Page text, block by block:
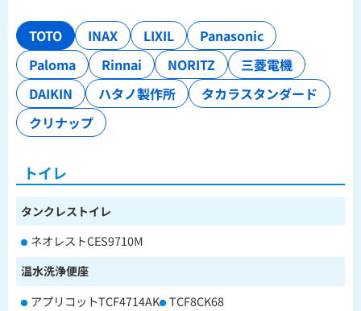
TOTO INAX LIXIL
Panasonic
Paloma
Rinnai NORITZ
三菱電機
DAIKIN
ハタノ製作所
タカラスタンダード
クリナップ
トイレ
タンクレストイレ
ネオレストCES9710M
温水洗浄便座
アプリコットTCF4714AK TCF8CK68